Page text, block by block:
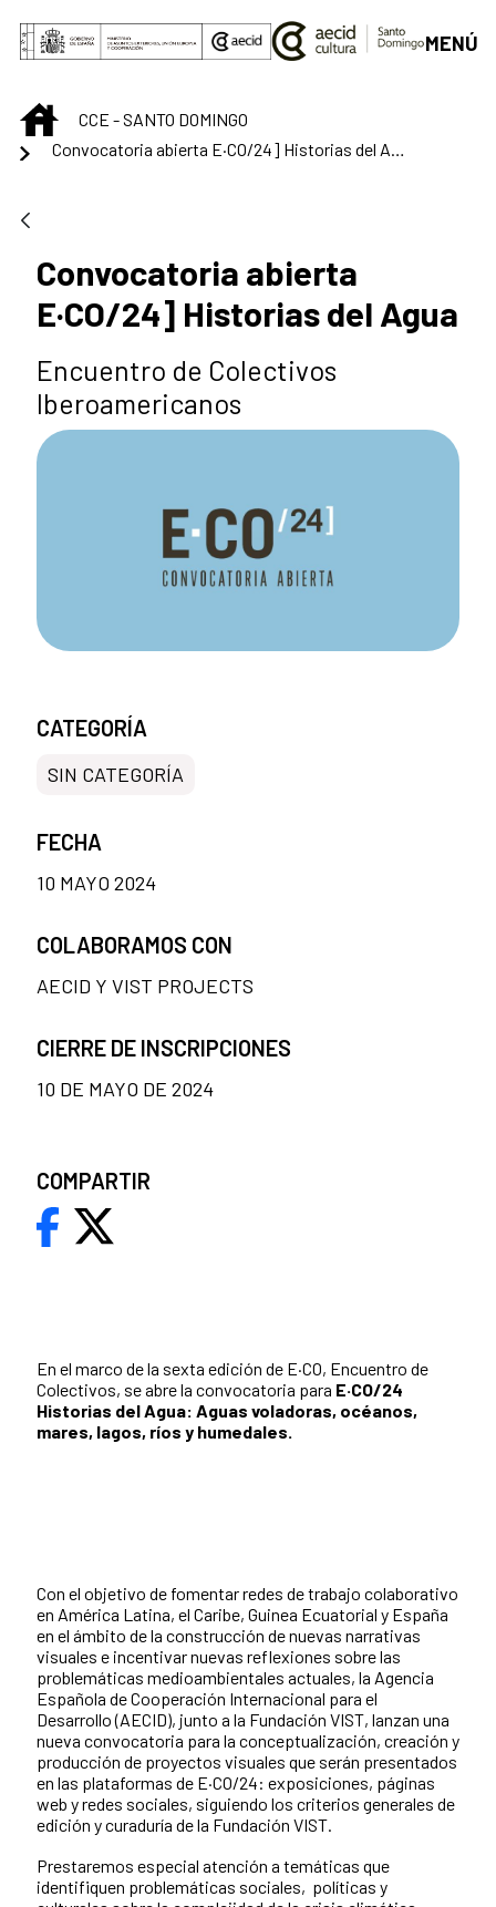
Saltar al contenido principal
MENÚ
INICIOCCE - SANTO DOMINGO
Convocatoria abierta E·CO/24] Historias del Agua
Convocatoria abierta
E·CO/24] Historias del Agua
Encuentro de Colectivos
Iberoamericanos
En el marco de la sexta edición de E·CO, Encuentro de
Colectivos, se abre la convocatoria para E·CO/24
Historias del Agua: Aguas voladoras, océanos,
mares, lagos, ríos y humedales.
Con el objetivo de fomentar redes de trabajo colaborativo
en América Latina, el Caribe, Guinea Ecuatorial y España
en el ámbito de la construcción de nuevas narrativas
visuales e incentivar nuevas reflexiones sobre las
problemáticas medioambientales actuales, la Agencia
Española de Cooperación Internacional para el
Desarrollo (AECID), junto a la Fundación VIST, lanzan una
nueva convocatoria para la conceptualización, creación y
producción de proyectos visuales que serán presentados
en las plataformas de E·CO/24: exposiciones, páginas
web y redes sociales, siguiendo los criterios generales de
edición y curaduría de la Fundación VIST.
Prestaremos especial atención a temáticas que
identifiquen problemáticas sociales, políticas y
CATEGORÍA
SIN CATEGORÍA
FECHA
10 MAYO 2024
COLABORAMOS CON
AECID Y VIST PROJECTS
CIERRE DE INSCRIPCIONES
10 DE MAYO DE 2024
COMPARTIR